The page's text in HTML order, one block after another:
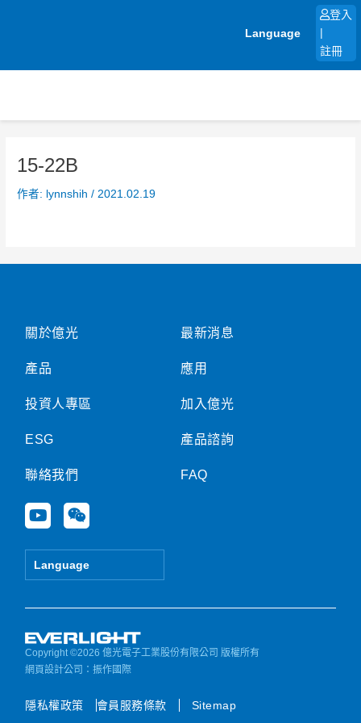
Language
登入
註冊
15-22B
作者: lynnshih/ 2021.02.19
關於億光
產品
投資人專區
ESG
聯絡我們
Y
o
u
e
W
e
i
Language
最新消息
應用
加入億光
產品諮詢
FAQ
Copyright ©2026 億光電子工業股份有限公司 版權所有
網頁設計公司 ：振作國際
隱私權政策 會員服務條款 Sitemap